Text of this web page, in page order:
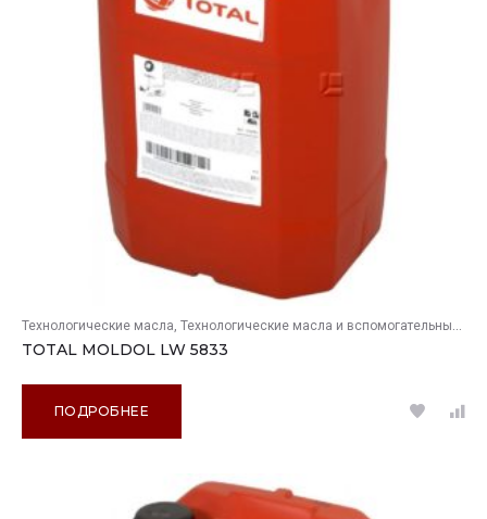
Технологические масла Технологические масла и вспомогательные продукты
TOTAL MOLDOL LW 5833
ПОДРОБНЕЕ